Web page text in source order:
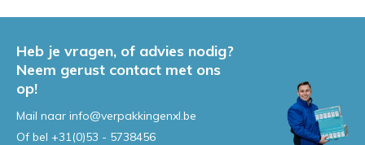
Heb je vragen, of advies nodig?
Neem gerust contact met ons
op!
Mail naar info@verpakkingenxl.be
Of bel +31(0)53 - 5738456